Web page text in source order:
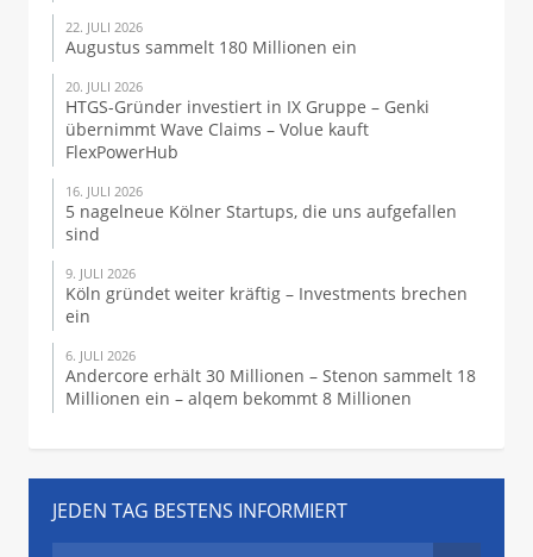
22. JULI 2026
Augustus sammelt 180 Millionen ein
20. JULI 2026
HTGS-Gründer investiert in IX Gruppe – Genki
übernimmt Wave Claims – Volue kauft
FlexPowerHub
16. JULI 2026
5 nagelneue Kölner Startups, die uns aufgefallen
sind
9. JULI 2026
Köln gründet weiter kräftig – Investments brechen
ein
6. JULI 2026
Andercore erhält 30 Millionen – Stenon sammelt 18
Millionen ein – alqem bekommt 8 Millionen
JEDEN TAG BESTENS INFORMIERT